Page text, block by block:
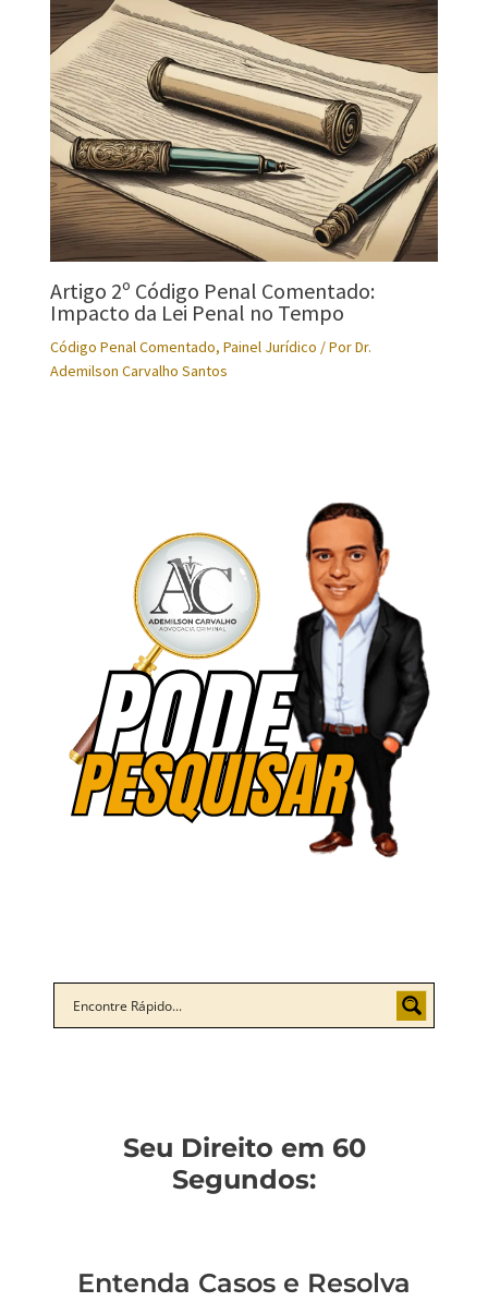
Artigo 2º Código Penal Comentado:
Impacto da Lei Penal no Tempo
Código Penal Comentado, Painel Jurídico / PorDr.
Ademilson Carvalho Santos
Seu Direito em 60
Segundos:
Entenda Casos e Resolva